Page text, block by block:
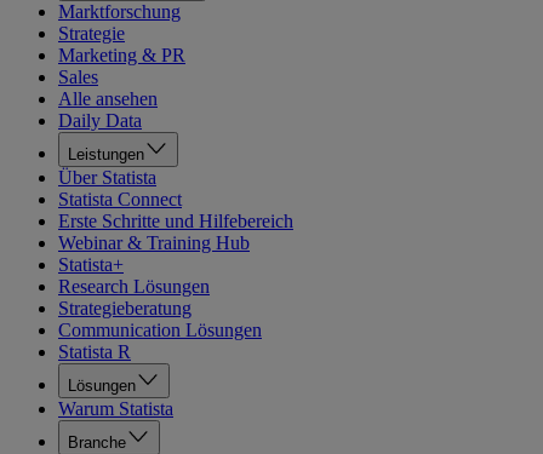
Marktforschung
Strategie
Marketing & PR
Sales
Alle ansehen
Daily Data
Leistungen
Über Statista
Statista Connect
Erste Schritte und Hilfebereich
Webinar & Training Hub
Statista+
Research Lösungen
Strategieberatung
Communication Lösungen
Statista R
Lösungen
Warum Statista
Branche